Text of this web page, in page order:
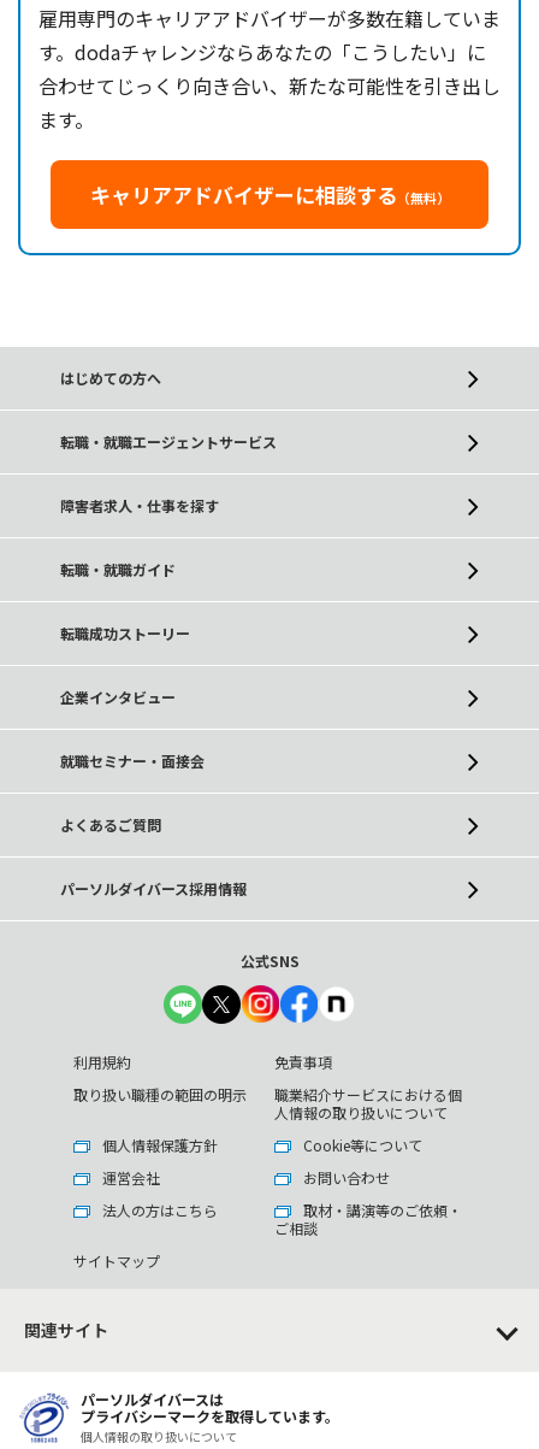
雇用専門のキャリアアドバイザーが多数在籍していま
す。dodaチャレンジならあなたの「こうしたい」に
合わせてじっくり向き合い、新たな可能性を引き出し
ます。
キャリアアドバイザーに相談する （無料）
はじめての方へ
転職・就職エージェントサービス
障害者求人・仕事を探す
転職・就職ガイド
転職成功ストーリー
企業インタビュー
就職セミナー・面接会
よくあるご質問
パーソルダイバース採用情報
公式SNS
利用規約
免責事項
取り扱い職種の範囲の明示
職業紹介サービスにおける個
人情報の取り扱いについて
個人情報保護方針
Cookie等について
運営会社
お問い合わせ
法人の方はこちら
取材・講演等のご依頼・
ご相談
サイトマップ
関連サイト
パーソルダイバースは
プライバシーマークを取得しています。
個人情報の取り扱いについて